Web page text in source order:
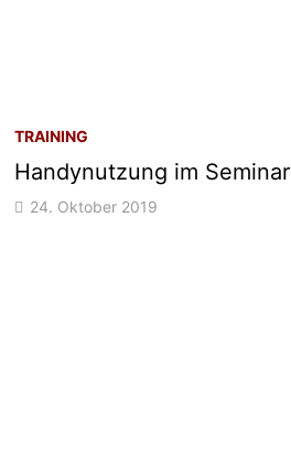
TRAINING
Handynutzung im Seminar
24. Oktober 2019